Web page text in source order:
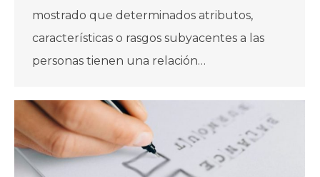
mostrado que determinados atributos,
características o rasgos subyacentes a las
personas tienen una relación…